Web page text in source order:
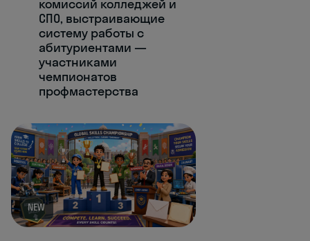
комиссий колледжей и
СПО, выстраивающие
систему работы с
абитуриентами —
участниками
чемпионатов
профмастерства
NEW